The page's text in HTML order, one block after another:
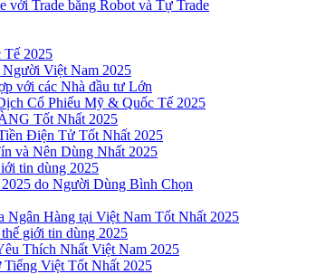
với Trade bằng Robot và Tự Trade
Tế 2025
Việt Nam 2025
với các Nhà đầu tư Lớn
Cổ Phiếu Mỹ & Quốc Tế 2025
Tốt Nhất 2025
Điện Tử Tốt Nhất 2025
và Nên Dùng Nhất 2025
tin dùng 2025
do Người Dùng Bình Chọn
Ngân Hàng tại Việt Nam Tốt Nhất 2025
giới tin dùng 2025
Thích Nhất Việt Nam 2025
Việt Tốt Nhất 2025